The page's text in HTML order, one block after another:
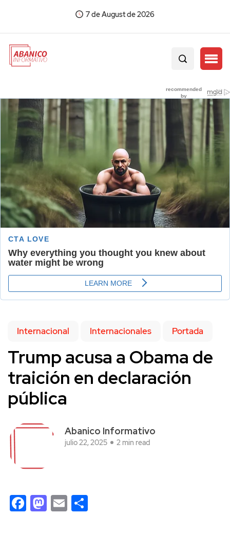
7 de August de 2026
Internacional Internacionales Portada
Trump acusa a Obama de
traición en declaración
pública
Abanico Informativo
julio 22, 2025 2 min read
Facebook
Mastodon
Email